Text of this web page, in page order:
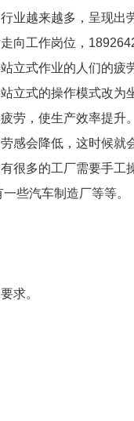
业越来越多，呈现出
向工作岗位，
立式作业的人们的疲
立式的操作模式改为
劳，使生产效率提升
感会降低，这时候就
很多的工厂需要手工
些汽车制造厂等等。
求。